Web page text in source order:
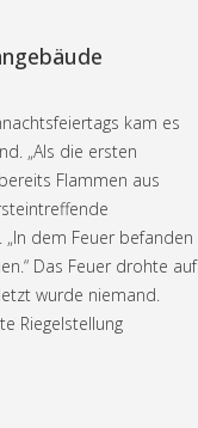
kam es
„Als die ersten
Flammen aus
dem Feuer befanden
Das Feuer drohte auf
wurde niemand.
Riegelstellung